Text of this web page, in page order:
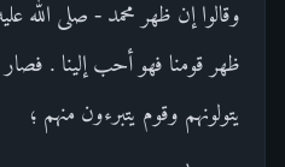
وقالوا إن ظهر محمد - صلى الله
ظهر قومنا فهو أحب إلينا . فصار
يتولونهم وقوم يتبرءون منهم ؛